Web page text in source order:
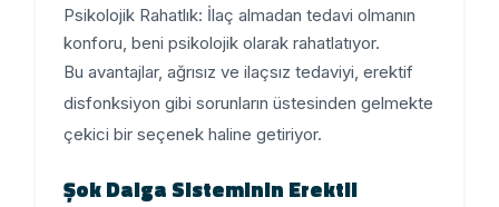
Psikolojik Rahatlık: İlaç almadan tedavi olmanın
konforu, beni psikolojik olarak rahatlatıyor.
Bu avantajlar, ağrısız ve ilaçsız tedaviyi, erektif
disfonksiyon gibi sorunların üstesinden gelmekte
çekici bir seçenek haline getiriyor.
Şok Dalga Sisteminin Erektil